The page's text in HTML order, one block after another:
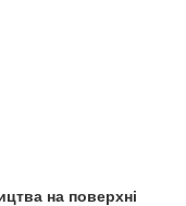
на поверхні